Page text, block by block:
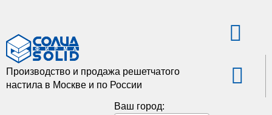
Производство и продажа решетчатого
настила в Москве и по России
Ваш город: